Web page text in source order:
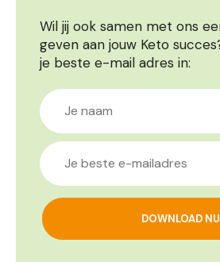
Wil jij ook samen met ons
geven aan jouw Keto
je beste e-mail adres in: